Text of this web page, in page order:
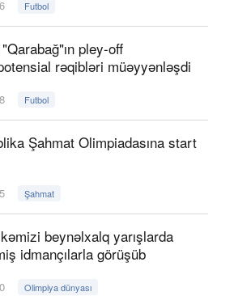
Futbol
pley-off
rəqibləri müəyyənləşdi
Futbol
Şahmat Olimpiadasına start
Şahmat
beynəlxalq yarışlarda
idmançılarla görüşüb
Olimpiya dünyası